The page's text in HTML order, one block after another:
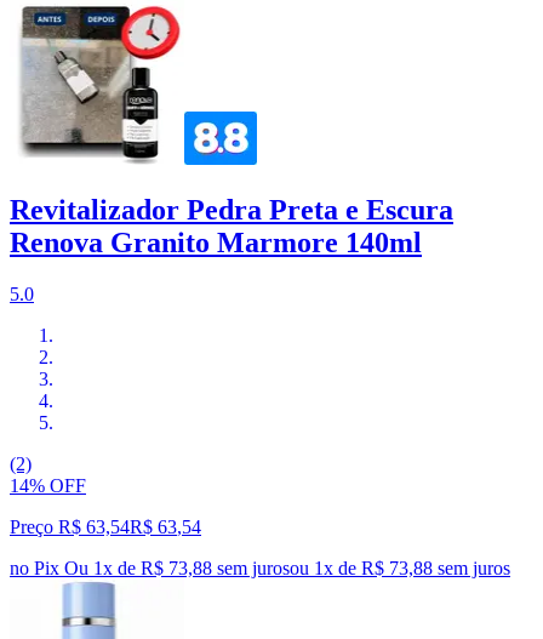
Revitalizador Pedra Preta e Escura
Renova Granito Marmore 140ml
5.0
(2)
14% OFF
Preço R$ 63,54R$ 63,54
no Pix Ou 1x de R$ 73,88 sem jurosou 1x de R$ 73,88 sem juros